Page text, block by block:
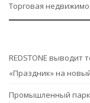
Торговая
REDSTONE
«Праздник» на
Промышленный парк